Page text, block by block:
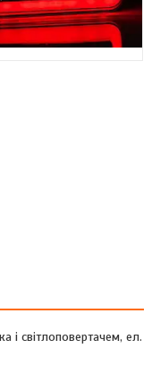
і світлоповертачем, ел.